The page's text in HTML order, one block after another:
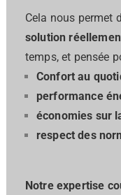
Cela nous permet
solution
temps, et pensée
Confort au
performance
économies sur
respect des
Notre expertise